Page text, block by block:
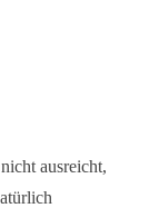
ausreicht,